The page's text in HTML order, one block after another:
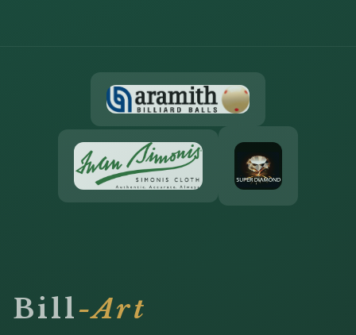
Bill-Art